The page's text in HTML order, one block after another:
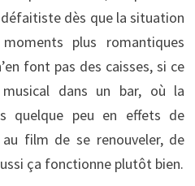
défaitiste dès que la situation
plus romantiques
font pas des caisses, si ce
dans un bar, où la
quelque peu en effets de
film de se renouveler, de
ça fonctionne plutôt bien.